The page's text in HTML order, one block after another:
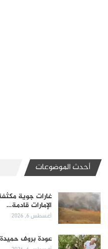
أحدث الموضوعات
غارات جوية
الإمارات قادمة…
أغسطس 6, 2026
عودة بروف